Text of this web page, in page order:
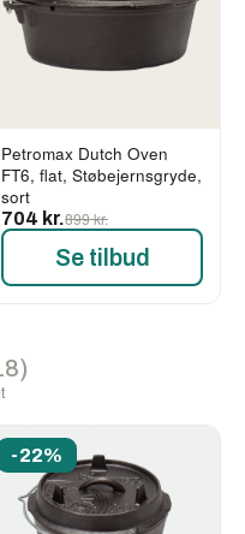
Petromax Dutch Oven
FT6, flat, Støbejernsgryde,
sort
704 kr.899 kr.
Se tilbud
-22%